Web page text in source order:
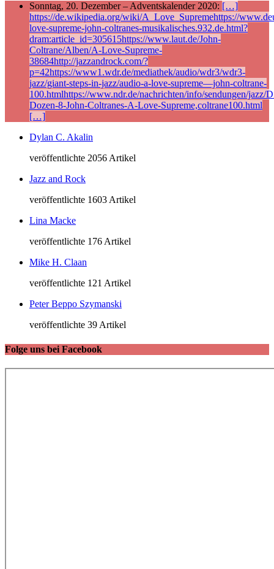
Sonntag, 20. Dezember – Adventskalender 2020: […]
https://de.wikipedia.org/wiki/A_Love_Supremehttps://
love-supreme-john-coltranes-musikalisches.932.de.html?
dram:article_id=305615https://www.laut.de/John-
Coltrane/Alben/A-Love-Supreme-
38684http://jazzandrock.com/?
p=42https://www1.wdr.de/mediathek/audio/wdr3/wdr3-
jazz/giant-steps-in-jazz/audio-a-love-supreme—john-coltrane-
100.htmlhttps://www.ndr.de/nachrichten/info/sendungen/jazz/
Dozen-8-John-Coltranes-A-Love-Supreme,coltrane100.html
[…]
Dylan C. Akalin
veröffentlichte 2056 Artikel
Jazz and Rock
veröffentlichte 1603 Artikel
Lina Macke
veröffentlichte 176 Artikel
Mike H. Claan
veröffentlichte 121 Artikel
Peter Beppo Szymanski
veröffentlichte 39 Artikel
Folge uns bei Facebook